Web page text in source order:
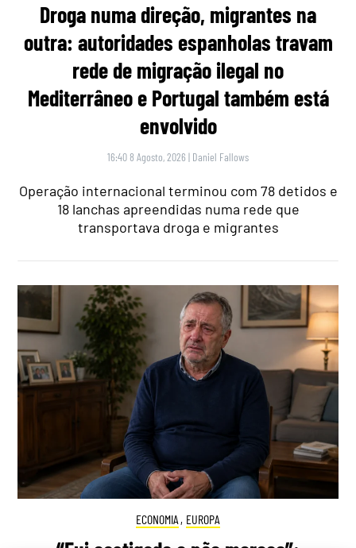
Droga numa direção, migrantes na
outra: autoridades espanholas travam
rede de migração ilegal no
Mediterrâneo e Portugal também está
envolvido
16:40 8 Agosto, 2026 | Daniel Fallows
Operação internacional terminou com 78 detidos e
18 lanchas apreendidas numa rede que
transportava droga e migrantes
ECONOMIA , EUROPA